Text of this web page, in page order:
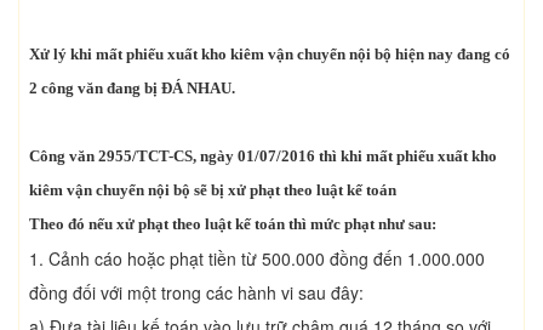
Xử lý khi mất phiếu xuất kho kiêm vận chuyển nội bộ hiện nay đang có
2 công văn đang bị ĐÁ NHAU.
Công văn 2955/TCT-CS, ngày 01/07/2016 thì khi mất phiếu xuất kho
kiêm vận chuyển nội bộ sẽ bị xử phạt theo luật kế toán
Theo đó nếu xử phạt theo luật kế toán thì mức phạt như sau:
1. Cảnh cáo hoặc phạt tiền từ 500.000 đồng đến 1.000.000
đồng đối với một trong các hành vi sau đây: